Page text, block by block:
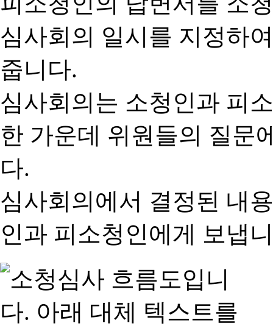
심사회의 일시를 지정하
줍니다.
심사회의는 소청인과 피
한 가운데 위원들의 질문
다.
심사회의에서 결정된 내
인과 피소청인에게 보냅